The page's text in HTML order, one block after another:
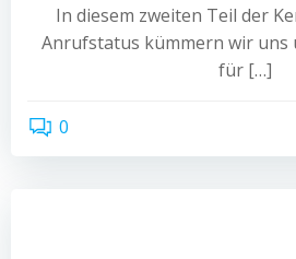
In diesem zweiten Teil der
Anrufstatus kümmern wir uns
für […]
0